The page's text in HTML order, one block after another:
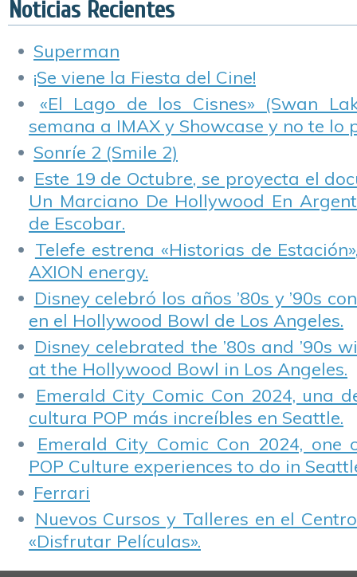
Noticias Recientes
Superman
¡Se viene la Fiesta del Cine!
«El Lago de los Cisnes» (Swan
semana a IMAX y Showcase y no te lo
Sonríe 2 (Smile 2)
Este 19 de Octubre, se proyecta el
Un Marciano De Hollywood En
de Escobar.
Telefe estrena «Historias de
AXION energy.
Disney celebró los años ’80s y ’90s
en el Hollywood Bowl de Los Angeles.
Disney celebrated the ’80s and ’90s
at the Hollywood Bowl in Los Angeles.
Emerald City Comic Con 2024, una
cultura POP más increíbles en Seattle.
Emerald City Comic Con 2024,
POP Culture experiences to do in
Ferrari
Nuevos Cursos y Talleres en el
«Disfrutar Películas».